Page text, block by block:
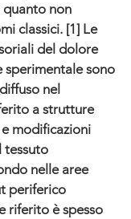
non
classici. [1] Le
del dolore
sperimentale sono
nel
a strutture
modificazioni
tessuto
nelle aree
periferico
riferito è spesso